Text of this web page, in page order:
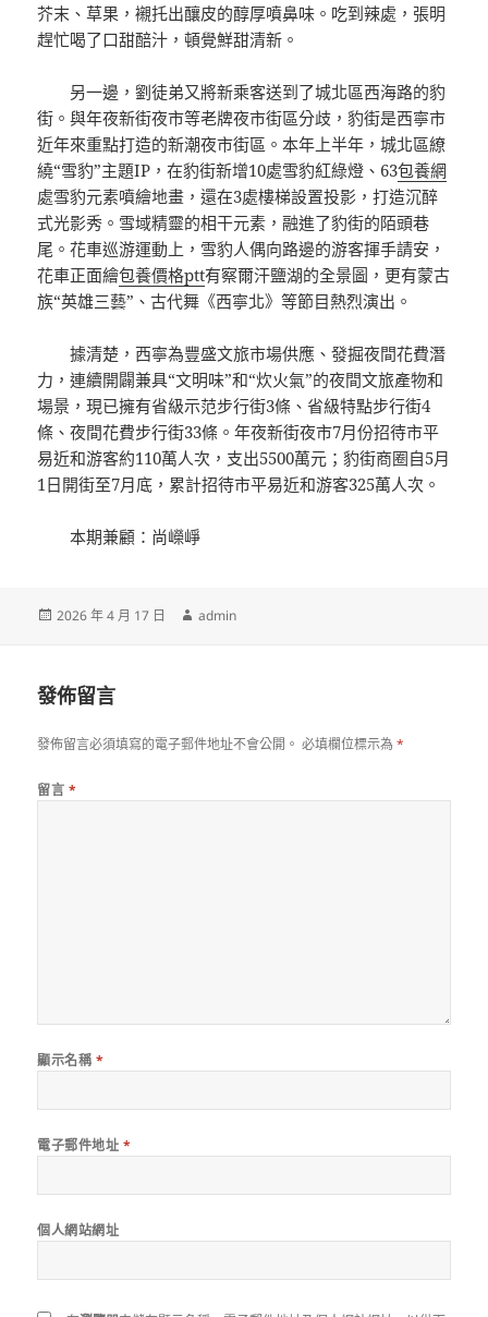
芥末、草果，襯托出釀皮的醇厚噴鼻味。吃到辣處，張明
趕忙喝了口甜醅汁，頓覺鮮甜清新。
另一邊，劉徒弟又將新乘客送到了城北區西海路的豹
街。與年夜新街夜市等老牌夜市街區分歧，豹街是西寧市
近年來重點打造的新潮夜市街區。本年上半年，城北區繚
繞“雪豹”主題IP，在豹街新增10處雪豹紅綠燈、63包養網
處雪豹元素噴繪地畫，還在3處樓梯設置投影，打造沉醉
式光影秀。雪域精靈的相干元素，融進了豹街的陌頭巷
尾。花車巡游運動上，雪豹人偶向路邊的游客揮手請安，
花車正面繪包養價格ptt有察爾汗鹽湖的全景圖，更有蒙古
族“英雄三藝”、古代舞《西寧北》等節目熱烈演出。
據清楚，西寧為豐盛文旅市場供應、發掘夜間花費潛
力，連續開闢兼具“文明味”和“炊火氣”的夜間文旅產物和
場景，現已擁有省級示范步行街3條、省級特點步行街4
條、夜間花費步行街33條。年夜新街夜市7月份招待市平
易近和游客約110萬人次，支出5500萬元；豹街商圈自5月
1日開街至7月底，累計招待市平易近和游客325萬人次。
本期兼顧：尚嶸崢
發
2026 年 4 月 17 日
作
admin
發佈留言
發佈留言必須填寫的電子郵件地址不會公開。 必填欄位標示為*
留言 *
顯示名稱 *
電子郵件地址 *
個人網站網址